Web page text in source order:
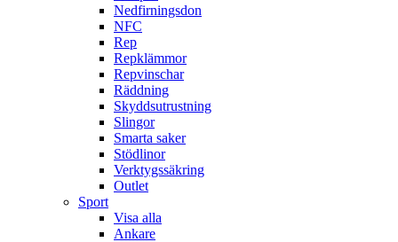
Nedfirningsdon
NFC
Rep
Repklämmor
Repvinschar
Räddning
Skyddsutrustning
Slingor
Smarta saker
Stödlinor
Verktygssäkring
Outlet
Sport
Visa alla
Ankare